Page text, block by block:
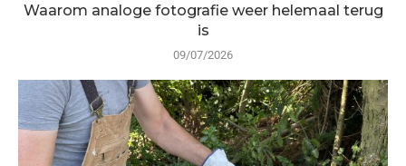
Waarom analoge fotografie weer helemaal terug
is
09/07/2026